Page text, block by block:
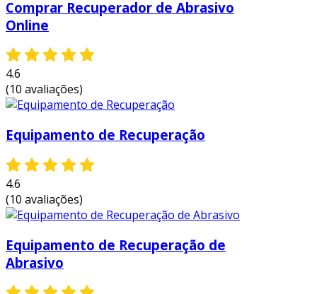
Comprar Recuperador de Abrasivo
Online
4.6
(10 avaliações)
Equipamento de Recuperação
4.6
(10 avaliações)
Equipamento de Recuperação de
Abrasivo